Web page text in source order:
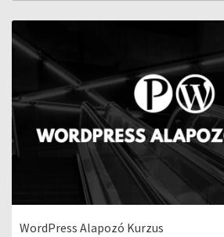
WordPress Alapozó Kurzus